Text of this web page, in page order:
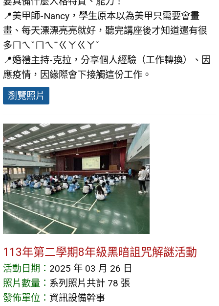
📍美甲師-Nancy，學生原本以為美甲只需要會畫
畫、每天漂漂亮亮就好，聽完講座後才知道還有很
多ㄇㄟˇㄇㄟˉㄍㄚㄍㄚˇ
📍婚禮主持-克拉，分享個人經驗（工作轉換）、因
應疫情，因緣際會下接觸這份工作。
瀏覽照片
113年第二學期8年級黑暗詛咒解謎活動
活動日期： 2025 年 03 月 26 日
照片數量： 系列照片共計 78 張
發佈單位： 資訊設備幹事